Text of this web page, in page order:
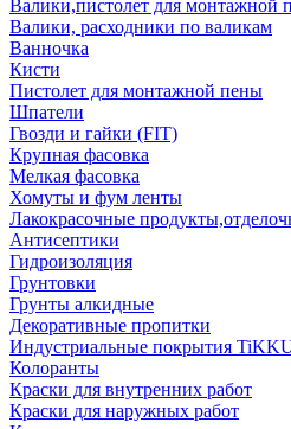
Валики,пистолет для монтажной
Валики, расходники по валикам
Ванночка
Кисти
Пистолет для монтажной пены
Шпатели
Гвозди и гайки (FIT)
Крупная фасовка
Мелкая фасовка
Хомуты и фум ленты
Лакокрасочные
Антисептики
Гидроизоляция
Грунтовки
Грунты алкидные
Декоративные пропитки
Индустриальные покрытия
Колоранты
Краски для внутренних работ
Краски для наружных работ